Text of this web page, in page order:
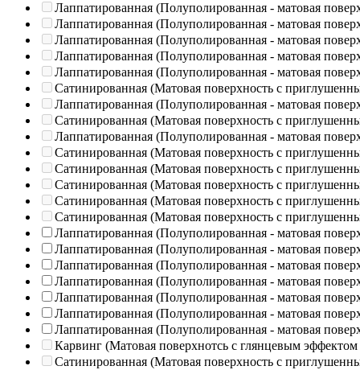
Лаппатированная (Полуполированная - матовая
Лаппатированная (Полуполированная - матовая
Лаппатированная (Полуполированная - матовая
Лаппатированная (Полуполированная - матовая
Лаппатированная (Полуполированная - матовая
Сатинированная (Матовая поверхность с
Лаппатированная (Полуполированная - матовая
Сатинированная (Матовая поверхность с
Лаппатированная (Полуполированная - матовая
Сатинированная (Матовая поверхность с
Сатинированная (Матовая поверхность с
Сатинированная (Матовая поверхность с
Сатинированная (Матовая поверхность с
Сатинированная (Матовая поверхность с
Лаппатированная (Полуполированная - матовая
Лаппатированная (Полуполированная - матовая
Лаппатированная (Полуполированная - матовая
Лаппатированная (Полуполированная - матовая
Лаппатированная (Полуполированная - матовая
Лаппатированная (Полуполированная - матовая
Лаппатированная (Полуполированная - матовая
Карвинг (Матовая поверхнотсь с глянцевым эффектом
Сатинированная (Матовая поверхность с